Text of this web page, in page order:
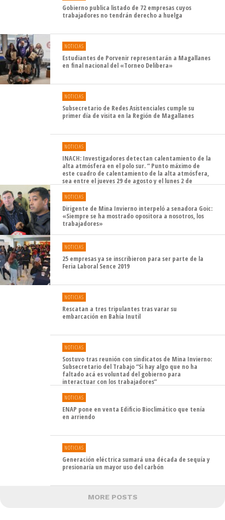
Gobierno publica listado de 72 empresas cuyos
trabajadores no tendrán derecho a huelga
NOTICIAS
Estudiantes de Porvenir representarán a Magallanes
en final nacional del «Torneo Delibera»
NOTICIAS
Subsecretario de Redes Asistenciales cumple su
primer día de visita en la Región de Magallanes
NOTICIAS
INACH: Investigadores detectan calentamiento de la
alta atmósfera en el polo sur. “ Punto máximo de
este cuadro de calentamiento de la alta atmósfera,
sea entre el jueves 29 de agosto y el lunes 2 de
NOTICIAS
Dirigente de Mina Invierno interpeló a senadora Goic:
«Siempre se ha mostrado opositora a nosotros, los
trabajadores»
NOTICIAS
25 empresas ya se inscribieron para ser parte de la
Feria Laboral Sence 2019
NOTICIAS
Rescatan a tres tripulantes tras varar su
embarcación en Bahía Inutil
NOTICIAS
Sostuvo tras reunión con sindicatos de Mina Invierno:
Subsecretario del Trabajo “Si hay algo que no ha
faltado acá es voluntad del gobierno para
interactuar con los trabajadores”
NOTICIAS
ENAP pone en venta Edificio Bioclimático que tenía
en arriendo
NOTICIAS
Generación eléctrica sumará una década de sequía y
presionaría un mayor uso del carbón
MORE POSTS